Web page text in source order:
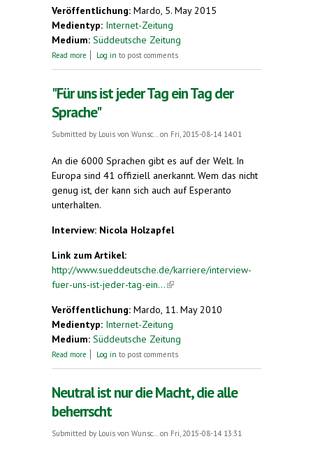
Veröffentlichung: Mardo, 5. May 2015
Medientyp: Internet-Zeitung
Medium: Süddeutsche Zeitung
Read more about Heuschrecksekunde
Log in to post comments
"Für uns ist jeder Tag ein Tag der
Sprache"
Submitted by Louis von Wunsc... on Fri, 2015-08-14 14:01
An die 6000 Sprachen gibt es auf der Welt. In
Europa sind 41 offiziell anerkannt. Wem das nicht
genug ist, der kann sich auch auf Esperanto
unterhalten.
Interview: Nicola Holzapfel
Link zum Artikel:
http://www.sueddeutsche.de/karriere/interview-
fuer-uns-ist-jeder-tag-ein...(link is external)
Veröffentlichung: Mardo, 11. May 2010
Medientyp: Internet-Zeitung
Medium: Süddeutsche Zeitung
Read more about "Für uns ist jeder Tag ein Tag der Sprache"
Log in to post comments
Neutral ist nur die Macht, die alle
beherrscht
Submitted by Louis von Wunsc... on Fri, 2015-08-14 13:31